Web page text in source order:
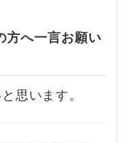
方へ一言お願い
思います。